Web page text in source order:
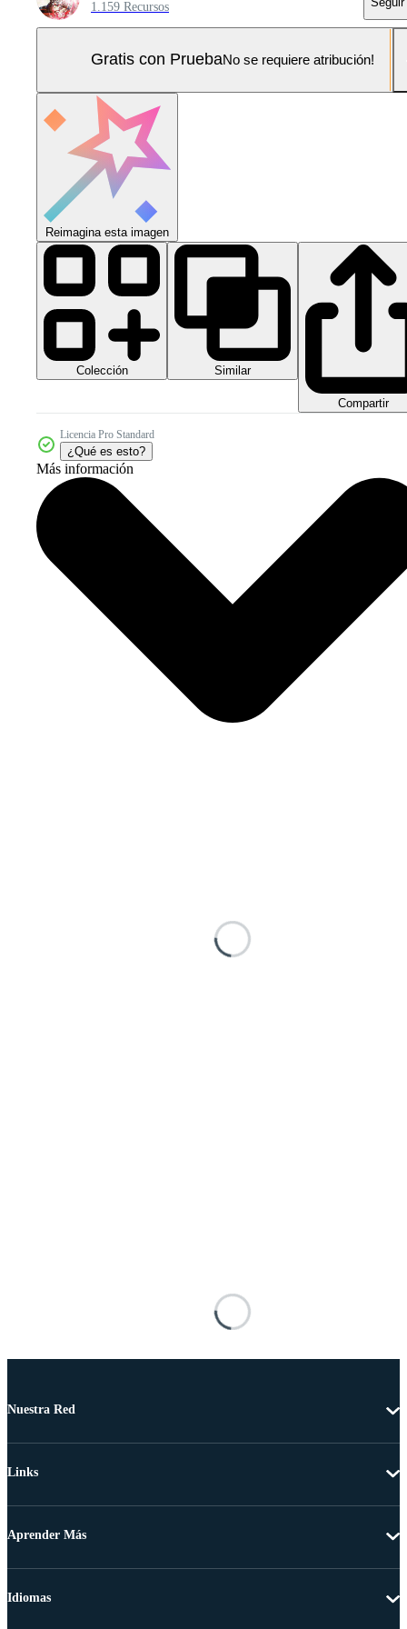
1.159 Recursos
Gratis con PruebaNo se requiere atribución!
Reimagina esta imagen
Colección Similar
Compartir
Licencia Pro Standard
¿Qué es esto?
Más información
Nuestra Red
Links
Aprender Más
Idiomas